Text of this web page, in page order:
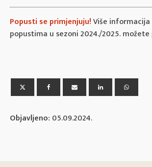
Popusti se primjenjuju!Više
popustima u sezoni 2024./2025.
Objavljeno: 05.09.2024.